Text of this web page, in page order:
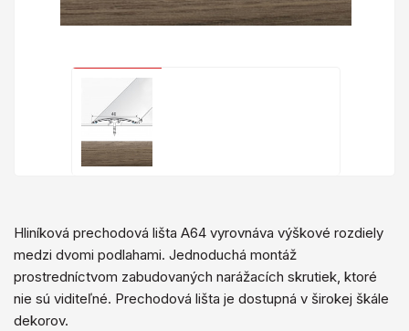
Hliníková prechodová lišta A64 vyrovnáva výškové rozdiely
medzi dvomi podlahami. Jednoduchá montáž
prostredníctvom zabudovaných narážacích skrutiek, ktoré
nie sú viditeľné. Prechodová lišta je dostupná v širokej škále
dekorov.